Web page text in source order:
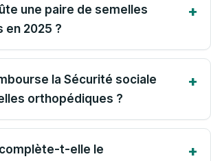
une paire de semelles
en 2025 ?
la Sécurité sociale
orthopédiques ?
t-elle le